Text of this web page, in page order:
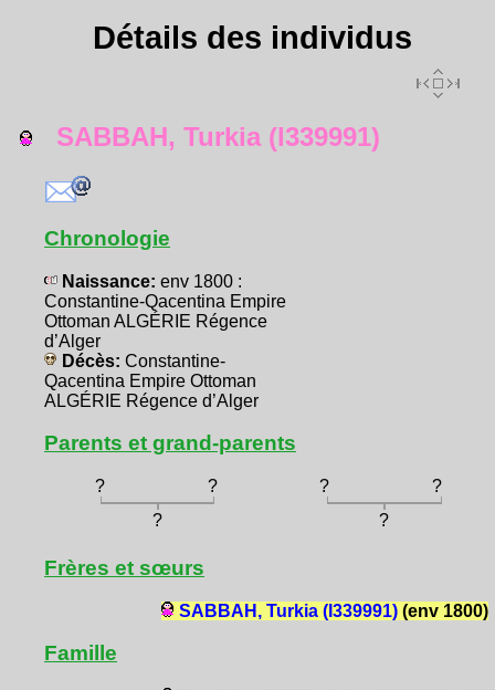
Détails des individus
SABBAH, Turkia (I339991)
Chronologie
Naissance: env 1800 :
Constantine-Qacentina Empire
Ottoman ALGÉRIE Régence
d’Alger
Décès: Constantine-
Qacentina Empire Ottoman
ALGÉRIE Régence d’Alger
Parents et grand-parents
? ? ?
?
?
?
Frères et sœurs
SABBAH, Turkia (I339991)(env 1800)
Famille